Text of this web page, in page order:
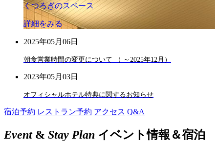
くつろぎのスペース
詳細をみる
2025年05月06日
朝食営業時間の変更について （ ～2025年12月）
2023年05月03日
オフィシャルホテル特典に関するお知らせ
宿泊予約 レストラン予約 アクセス Q&A
Event& Stay Plan イベント情報＆宿泊